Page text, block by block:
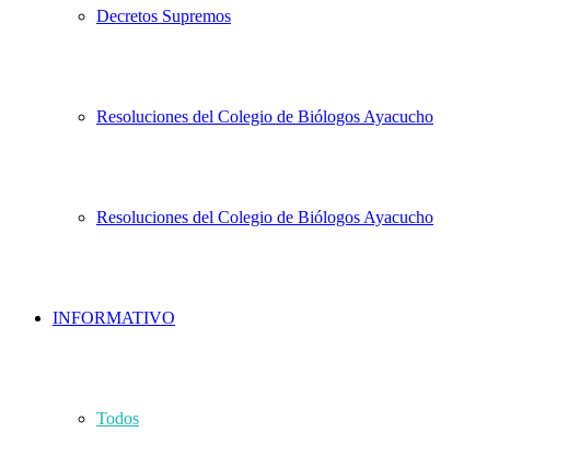
Decretos Supremos
Resoluciones del Colegio de Biólogos Ayacucho
Resoluciones del Colegio de Biólogos Ayacucho
INFORMATIVO
Todos